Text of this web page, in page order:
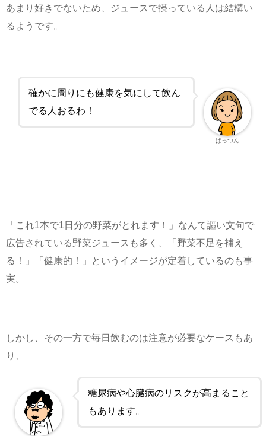
あまり好きでないため、ジュースで摂っている人は結構い
るようです。
確かに周りにも健康を気にして飲ん
でる人おるわ！
ぱっつん
「これ1本で1日分の野菜がとれます！」なんて謳い文句で
広告されている野菜ジュースも多く、「野菜不足を補え
る！」「健康的！」というイメージが定着しているのも事
実。
しかし、その一方で毎日飲むのは注意が必要なケースもあ
り、
糖尿病や心臓病のリスクが高まること
もあります。